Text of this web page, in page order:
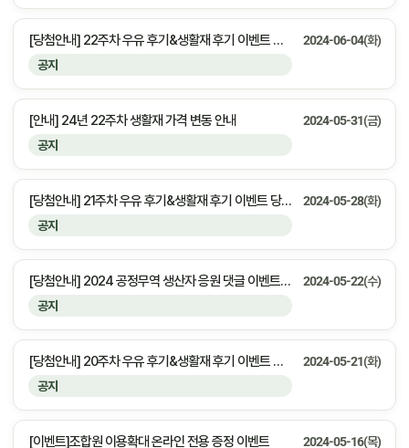
공지
[당첨안내] 22주차 우유 후기&생활재 후기 이벤트 당첨자 안내 2024-06-04(화)
공지
[안내] 24년 22주차 생활재 가격 변동 안내 2024-05-31(금)
공지
[당첨안내] 21주차 우유 후기&생활재 후기 이벤트 당첨자 안내 2024-05-28(화)
공지
[당첨안내] 2024 공정무역 생산자 응원 댓글 이벤트 당첨자 안내 2024-05-22(수)
공지
[당첨안내] 20주차 우유 후기&생활재 후기 이벤트 당첨자 안내 2024-05-21(화)
[이벤트]조합원 이용확대 온라인 전용 증정 이벤트 2024-05-16(목)